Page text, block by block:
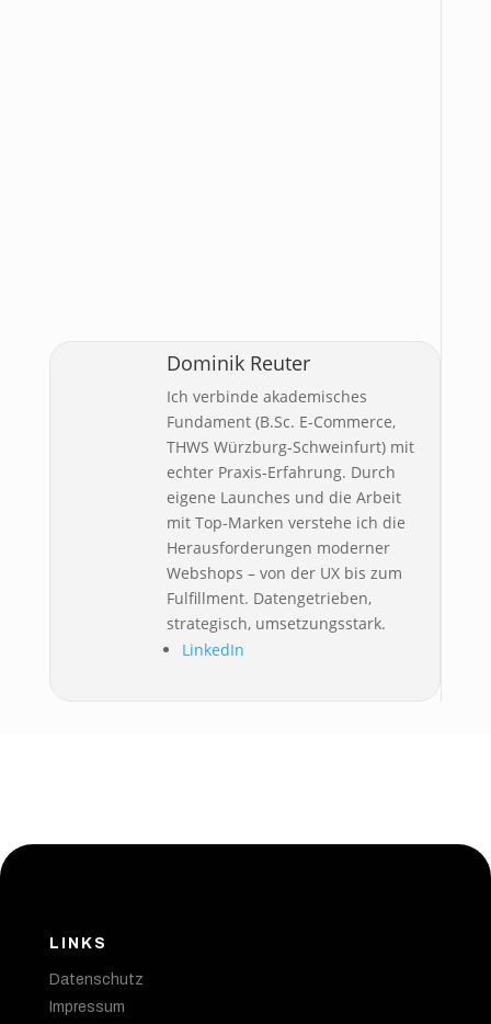
Dominik Reuter
Ich verbinde akademisches
Fundament (B.Sc. E-Commerce,
THWS Würzburg-Schweinfurt) mit
echter Praxis-Erfahrung. Durch
eigene Launches und die Arbeit
mit Top-Marken verstehe ich die
Herausforderungen moderner
Webshops – von der UX bis zum
Fulfillment. Datengetrieben,
strategisch, umsetzungsstark.
LinkedIn
LINKS
Datenschutz
Impressum